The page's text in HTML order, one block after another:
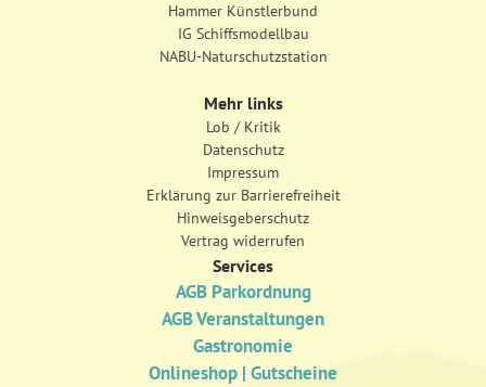
Hammer Künstlerbund
IG Schiffsmodellbau
NABU-Naturschutzstation
Mehr links
Lob / Kritik
Datenschutz
Impressum
Erklärung zur Barrierefreiheit
Hinweisgeberschutz
Vertrag widerrufen
Services
AGB Parkordnung
AGB Veranstaltungen
Gastronomie
Onlineshop | Gutscheine